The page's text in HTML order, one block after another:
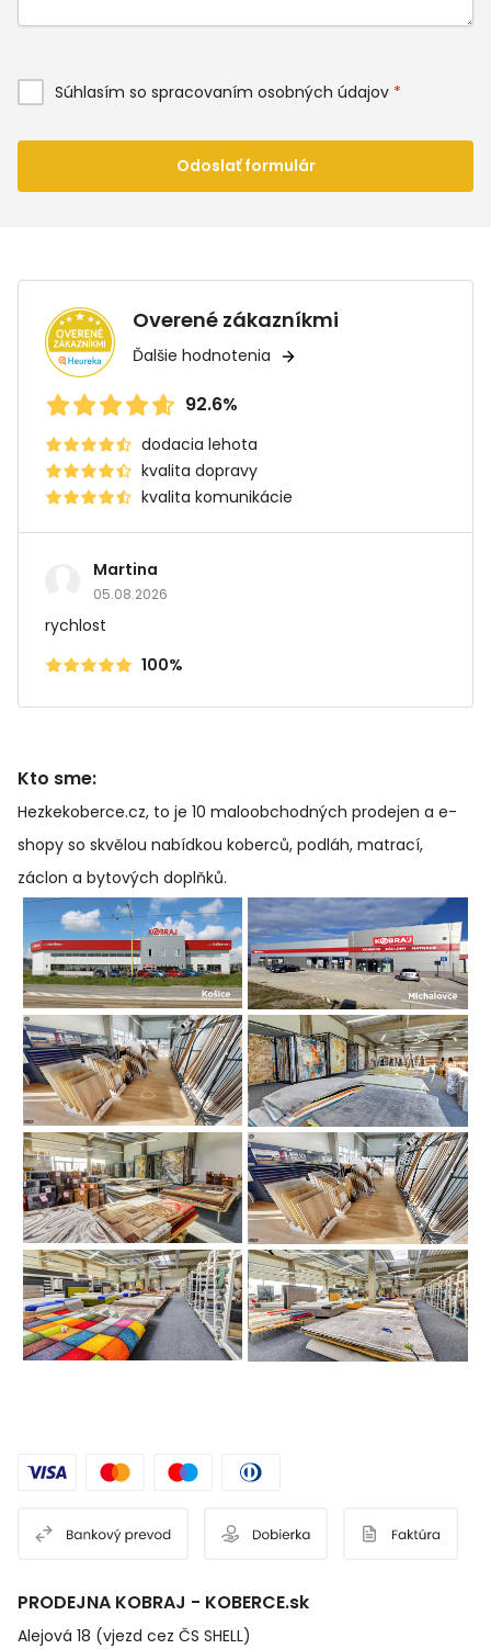
Súhlasím so spracovaním osobných údajov *
Odoslať formulár
Overené zákazníkmi
Ďalšie hodnotenia
92.6%
dodacia lehota
kvalita dopravy
kvalita komunikácie
Martina
05.08.2026
rychlost
100%
Kto sme:
Hezkekoberce.cz, to je 10 maloobchodných prodejen a e-
shopy so skvělou nabídkou koberců, podláh, matrací,
záclon a bytových doplňků.
PRODEJNA KOBRAJ - KOBERCE.sk
Alejová 18 (vjezd cez ČS SHELL)